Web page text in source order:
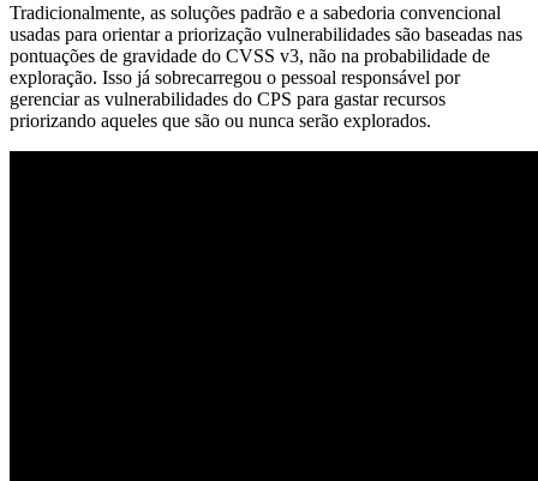
Tradicionalmente, as soluções padrão e a sabedoria convencional
usadas para orientar a priorização vulnerabilidades são baseadas nas
pontuações de gravidade do CVSS v3, não na probabilidade de
exploração. Isso já sobrecarregou o pessoal responsável por
gerenciar as vulnerabilidades do CPS para gastar recursos
priorizando aqueles que são ou nunca serão explorados.